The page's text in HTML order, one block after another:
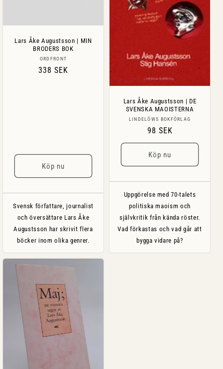
Lars Åke Augustsson | MIN
BRODERS BOK
Säljare:
ORDFRONT
Ordinarie
338 SEK
Köp nu
Svensk författare, journalist
och översättare Lars Åke
Augustsson har skrivit flera
böcker inom olika genrer.
Lars Åke Augustsson | DE
SVENSKA MAOISTERNA
Säljare:
LINDELÖWS BOKFÖRLAG
Ordinarie
pris
98 SEK
Köp nu
Uppgörelse med 70-talets
politiska maoism och
självkritik från kända röster.
Vad förkastas och vad går att
bygga vidare på?